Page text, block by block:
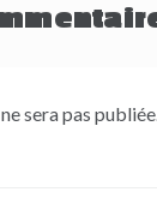
sera pas